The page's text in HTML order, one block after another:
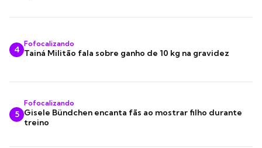
4
Fofocalizando
Tainá Militão fala sobre ganho de 10 kg na gravidez
5
Fofocalizando
Gisele Bündchen encanta fãs ao mostrar filho durante
treino